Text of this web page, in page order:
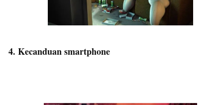
4. Kecanduan smartphone